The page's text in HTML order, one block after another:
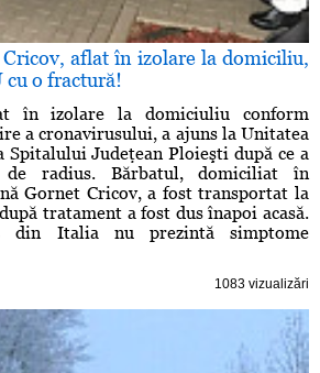
aflat în izolare la domiciliu,
o fractură!
în izolare la domiciuliu conform
a cronavirusului, a ajuns la Unitatea
Judeţean Ploieşti după ce a
radius. Bărbatul, domiciliat în
Gornet Cricov, a fost transportat la
tratament a fost dus înapoi acasă.
din Italia nu prezintă simptome
1083 vizualizări